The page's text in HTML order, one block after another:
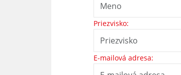
Priezvisko:
E-mailová adresa: